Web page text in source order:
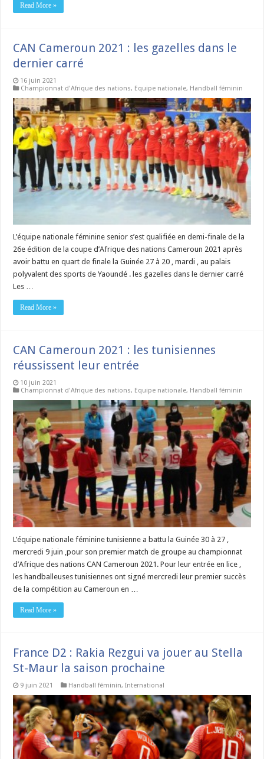
Read More »
CAN Cameroun 2021 : les gazelles dans le
dernier carré
16 juin 2021
Championnat d'Afrique des nations, Equipe nationale, Handball féminin
L’équipe nationale féminine senior s’est qualifiée en demi-finale de la
26e édition de la coupe d’Afrique des nations Cameroun 2021 après
avoir battu en quart de finale la Guinée 27 à 20 , mardi , au palais
polyvalent des sports de Yaoundé . les gazelles dans le dernier carré
Les …
Read More »
CAN Cameroun 2021 : les tunisiennes
réussissent leur entrée
10 juin 2021
Championnat d'Afrique des nations, Equipe nationale, Handball féminin
L’équipe nationale féminine tunisienne a battu la Guinée 30 à 27 ,
mercredi 9 juin ,pour son premier match de groupe au championnat
d’Afrique des nations CAN Cameroun 2021. Pour leur entrée en lice ,
les handballeuses tunisiennes ont signé mercredi leur premier succès
de la compétition au Cameroun en …
Read More »
France D2 : Rakia Rezgui va jouer au Stella
St-Maur la saison prochaine
9 juin 2021 Handball féminin,International